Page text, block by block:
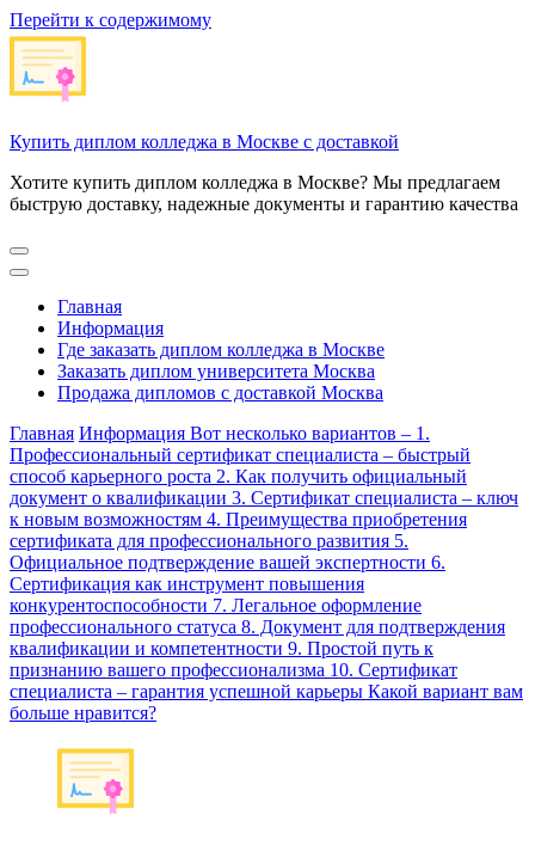
Перейти к содержимому
Купить диплом колледжа в Москве с доставкой
Хотите купить диплом колледжа в Москве? Мы предлагаем
быструю доставку, надежные документы и гарантию качества
Главная
Информация
Где заказать диплом колледжа в Москве
Заказать диплом университета Москва
Продажа дипломов с доставкой Москва
Главная Информация Вот несколько вариантов – 1.
Профессиональный сертификат специалиста – быстрый
способ карьерного роста 2. Как получить официальный
документ о квалификации 3. Сертификат специалиста – ключ
к новым возможностям 4. Преимущества приобретения
сертификата для профессионального развития 5.
Официальное подтверждение вашей экспертности 6.
Сертификация как инструмент повышения
конкурентоспособности 7. Легальное оформление
профессионального статуса 8. Документ для подтверждения
квалификации и компетентности 9. Простой путь к
признанию вашего профессионализма 10. Сертификат
специалиста – гарантия успешной карьеры Какой вариант вам
больше нравится?